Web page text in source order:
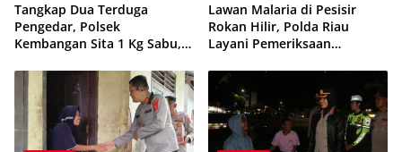
Tangkap Dua Terduga
Pengedar, Polsek
Kembangan Sita 1 Kg Sabu,
Ribu Butir Obat Keras
Lawan Malaria di Pesisir
Rokan Hilir, Polda Riau
Layani Pemeriksaan